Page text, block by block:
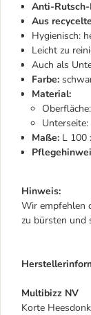
Anti-Rutsch-
Aus
Hygienisch:
Leicht zu
Auch als
Farbe:
Material:
Maße: L 100
Hinweis:
Wir empfehlen
zu bürsten und
Multibizz NV
Korte